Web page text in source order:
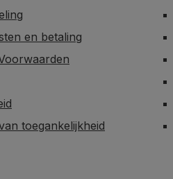
en betaling
toegankelijkheid